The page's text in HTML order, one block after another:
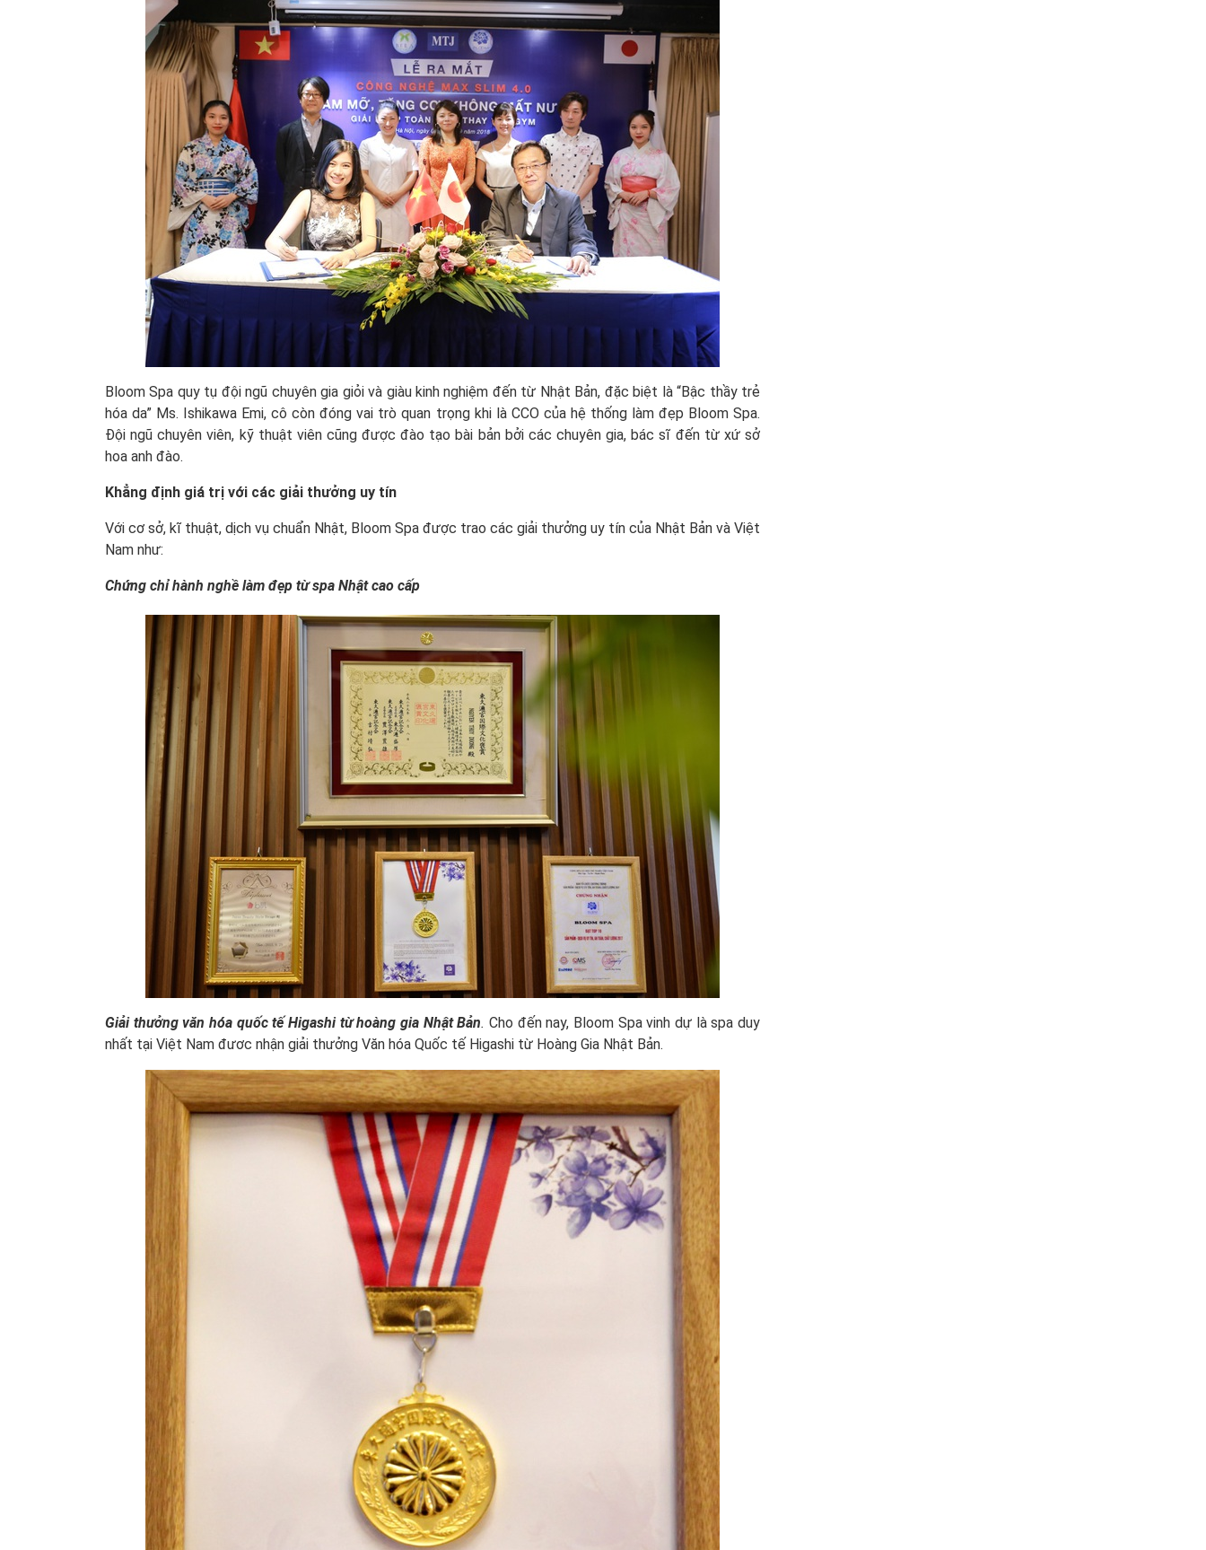
Bloom Spa quy tụ đội ngũ chuyên gia giỏi và giàu kinh nghiệm đến từ Nhật Bản, đặc biệt là “Bậc thầy trẻ
hóa da” Ms. Ishikawa Emi, cô còn đóng vai trò quan trọng khi là CCO của hệ thống làm đẹp Bloom Spa.
Đội ngũ chuyên viên, kỹ thuật viên cũng được đào tạo bài bản bởi các chuyên gia, bác sĩ đến từ xứ sở
hoa anh đào.
Khẳng định giá trị với các giải thưởng uy tín
Với cơ sở, kĩ thuật, dịch vụ chuẩn Nhật, Bloom Spa được trao các giải thưởng uy tín của Nhật Bản và Việt
Nam như:
Chứng chỉ hành nghề làm đẹp từ spa Nhật cao cấp
Giải thưởng văn hóa quốc tế Higashi từ hoàng gia Nhật Bản.Cho đến nay, Bloom Spa vinh dự là spa duy
nhất tại Việt Nam đươc nhận giải thưởng Văn hóa Quốc tế Higashi từ Hoàng Gia Nhật Bản.